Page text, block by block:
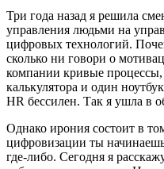
Три года назад я решила
управления людьми на
цифровых технологий.
сколько ни говори о
компании кривые процессы,
калькулятора и один
HR бессилен. Так я ушла в
Однако ирония состоит в
цифровизации ты
где-либо. Сегодня я